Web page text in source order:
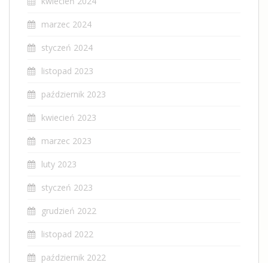
marzec 2024
styczeń 2024
listopad 2023
październik 2023
kwiecień 2023
marzec 2023
luty 2023
styczeń 2023
grudzień 2022
listopad 2022
październik 2022